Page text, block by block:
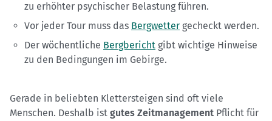
zu erhöhter psychischer Belastung führen.
Vor jeder Tour muss das Bergwetter gecheckt werden.
Der wöchentliche Bergbericht gibt wichtige Hinweise
zu den Bedingungen im Gebirge.
Gerade in beliebten Klettersteigen sind oft viele
Menschen. Deshalb ist gutes Zeitmanagement Pflicht für